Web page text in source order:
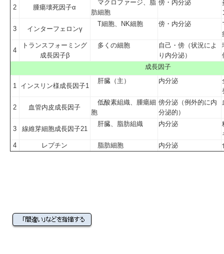
2 腫瘍壊死因子α
マクロファージ、脂
肪細胞
傍・内分泌
3 インターフェロンγ
T細胞、NK細胞 傍・内分泌
4
トランスフォーミング
成長因子β
多くの細胞
自己・傍（状況によ
り内分泌）
成長因子
1 インスリン様成長因子1
肝臓（主） 内分泌
2 血管内皮成長因子
低酸素組織、腫瘍細
胞
傍分泌（例外的に内
分泌的）
3 線維芽細胞成長因子21
肝臓、脂肪組織 内分泌
4
レプチン 脂肪細胞 内分泌